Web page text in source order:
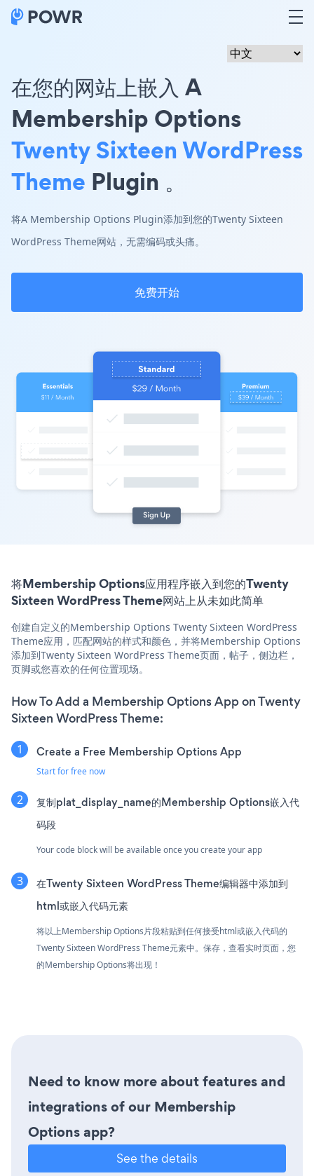
在您的网站上嵌入 A
Membership Options
Twenty Sixteen WordPress
Theme Plugin 。
将A Membership Options Plugin添加到您的Twenty Sixteen
WordPress Theme网站，无需编码或头痛。
免费开始
将Membership Options应用程序嵌入到您的Twenty
Sixteen WordPress Theme网站上从未如此简单
创建自定义的Membership Options Twenty Sixteen WordPress
Theme应用，匹配网站的样式和颜色，并将Membership Options
添加到Twenty Sixteen WordPress Theme页面，帖子，侧边栏，
页脚或您喜欢的任何位置现场。
How To Add a Membership Options App on Twenty
Sixteen WordPress Theme:
Create a Free Membership Options App
Start for free now
复制plat_display_name的Membership Options嵌入代
码段
Your code block will be available once you create your app
在Twenty Sixteen WordPress Theme编辑器中添加到
html或嵌入代码元素
将以上Membership Options片段粘贴到任何接受html或嵌入代码的
Twenty Sixteen WordPress Theme元素中。保存，查看实时页面，您
的Membership Options将出现！
Need to know more about features and
integrations of our Membership
Options app?
See the details